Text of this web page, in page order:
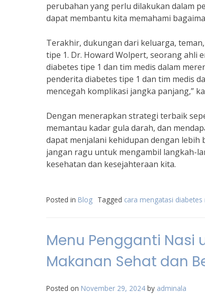
perubahan yang perlu dilakukan dalam
dapat membantu kita memahami
Terakhir, dukungan dari keluarga,
tipe 1. Dr. Howard Wolpert, seorang ahli
diabetes tipe 1 dan tim medis dalam
penderita diabetes tipe 1 dan tim medis
mencegah komplikasi jangka panjang,”
Dengan menerapkan strategi terbaik
memantau kadar gula darah, dan
dapat menjalani kehidupan dengan
jangan ragu untuk mengambil langkah-
kesehatan dan kesejahteraan kita.
Posted in Blog Tagged cara mengatasi diabetes
Menu Pengganti Nasi
Makanan Sehat dan
Posted on November 29, 2024 by adminala